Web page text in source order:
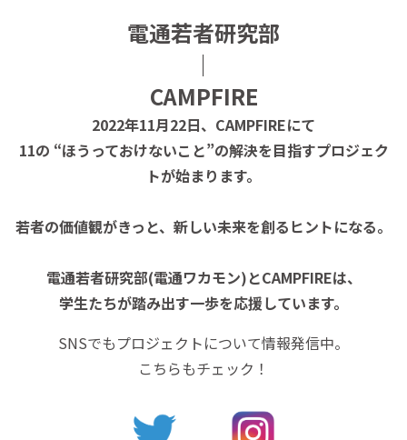
電通若者研究部
｜
CAMPFIRE
2022年11月22日、CAMPFIREにて
11の “ほうっておけないこと”の解決を目指すプロジェク
トが始まります。
若者の価値観がきっと、新しい未来を創るヒントになる。
電通若者研究部(電通ワカモン)とCAMPFIREは、
学生たちが踏み出す一歩を応援しています。
SNSでもプロジェクトについて情報発信中。
こちらもチェック！